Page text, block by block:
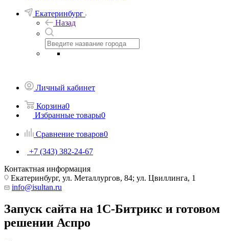
Екатеринбург
Назад
Личный кабинет
Корзина0
Избранные товары0
Сравнение товаров0
+7 (343) 382-24-67
Контактная информация
Екатеринбург, ул. Металлургов, 84; ул. Цвиллинга, 1
info@isultan.ru
Запуск сайта на 1С-Битрикс и готовом
решении Аспро